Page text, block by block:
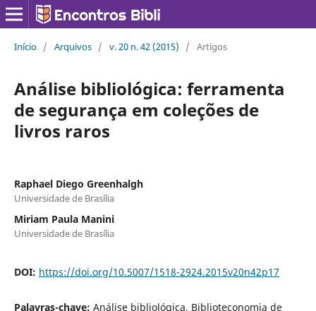
Início / Arquivos / v. 20 n. 42 (2015) / Artigos
Análise bibliológica: ferramenta
de segurança em coleções de
livros raros
Raphael Diego Greenhalgh
Universidade de Brasília
Miriam Paula Manini
Universidade de Brasília
DOI: https://doi.org/10.5007/1518-2924.2015v20n42p17
Palavras-chave: Análise bibliológica, Biblioteconomia de